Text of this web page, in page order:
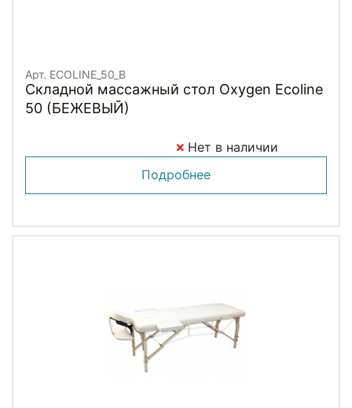
Арт. ECOLINE_50_B
Складной массажный стол Oxygen Ecoline
50 (БЕЖЕВЫЙ)
Нет в наличии
Подробнее